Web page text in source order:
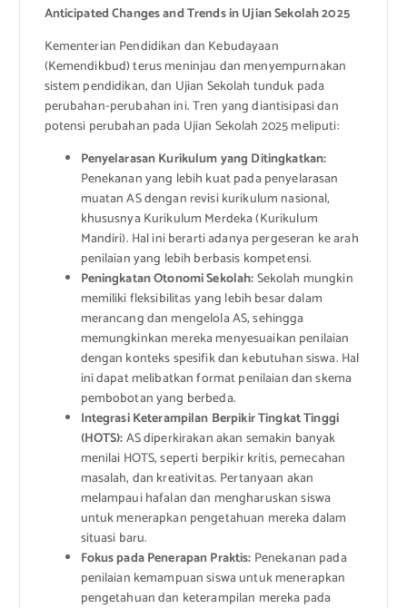
Anticipated Changes and Trends in Ujian Sekolah 2025
Kementerian Pendidikan dan Kebudayaan
(Kemendikbud) terus meninjau dan menyempurnakan
sistem pendidikan, dan Ujian Sekolah tunduk pada
perubahan-perubahan ini. Tren yang diantisipasi dan
potensi perubahan pada Ujian Sekolah 2025 meliputi:
Penyelarasan Kurikulum yang Ditingkatkan:
Penekanan yang lebih kuat pada penyelarasan
muatan AS dengan revisi kurikulum nasional,
khususnya Kurikulum Merdeka (Kurikulum
Mandiri). Hal ini berarti adanya pergeseran ke arah
penilaian yang lebih berbasis kompetensi.
Peningkatan Otonomi Sekolah:Sekolah mungkin
memiliki fleksibilitas yang lebih besar dalam
merancang dan mengelola AS, sehingga
memungkinkan mereka menyesuaikan penilaian
dengan konteks spesifik dan kebutuhan siswa. Hal
ini dapat melibatkan format penilaian dan skema
pembobotan yang berbeda.
Integrasi Keterampilan Berpikir Tingkat Tinggi
(HOTS):AS diperkirakan akan semakin banyak
menilai HOTS, seperti berpikir kritis, pemecahan
masalah, dan kreativitas. Pertanyaan akan
melampaui hafalan dan mengharuskan siswa
untuk menerapkan pengetahuan mereka dalam
situasi baru.
Fokus pada Penerapan Praktis: Penekanan pada
penilaian kemampuan siswa untuk menerapkan
pengetahuan dan keterampilan mereka pada